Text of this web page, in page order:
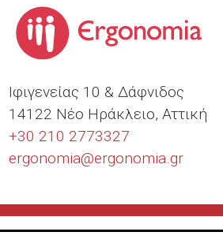
Ιφιγενείας 10 & Δάφνιδος
14122 Νέο Ηράκλειο, Αττική
+30 210 2773327
ergonomia@ergonomia.gr